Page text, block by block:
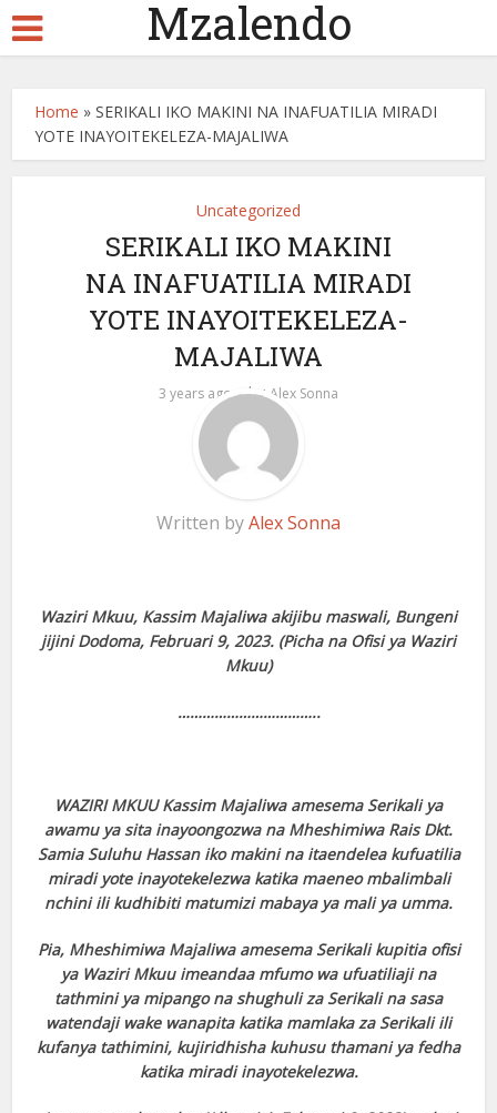
Mzalendo
Home »SERIKALI IKO MAKINI NA INAFUATILIA MIRADI
YOTE INAYOITEKELEZA-MAJALIWA
Uncategorized
SERIKALI IKO MAKINI
NA INAFUATILIA MIRADI
YOTE INAYOITEKELEZA-
MAJALIWA
3 years ago by Alex Sonna
Written byAlex Sonna
Waziri Mkuu, Kassim Majaliwa akijibu maswali, Bungeni
jijini Dodoma, Februari 9, 2023. (Picha na Ofisi ya Waziri
Mkuu)
……………………………..
WAZIRI MKUU Kassim Majaliwa amesema Serikali ya
awamu ya sita inayoongozwa na Mheshimiwa Rais Dkt.
Samia Suluhu Hassan iko makini na itaendelea kufuatilia
miradi yote inayotekelezwa katika maeneo mbalimbali
nchini ili kudhibiti matumizi mabaya ya mali ya umma.
Pia, Mheshimiwa Majaliwa amesema Serikali kupitia ofisi
ya Waziri Mkuu imeandaa mfumo wa ufuatiliaji na
tathmini ya mipango na shughuli za Serikali na sasa
watendaji wake wanapita katika mamlaka za Serikali ili
kufanya tathimini, kujiridhisha kuhusu thamani ya fedha
katika miradi inayotekelezwa.